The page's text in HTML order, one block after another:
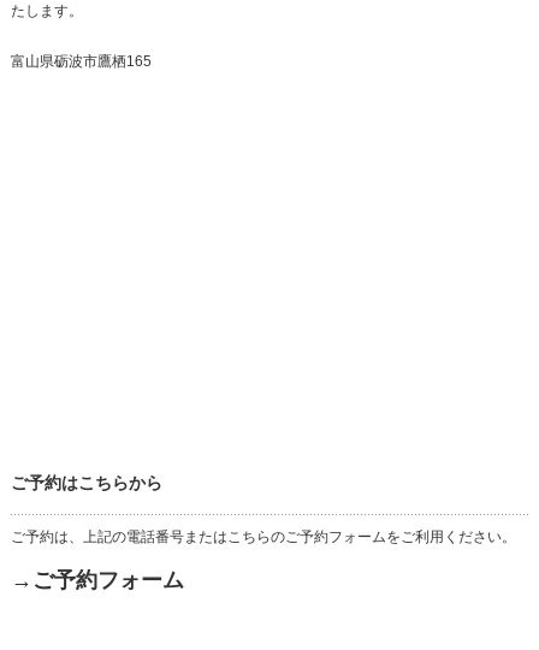
たします。
富山県砺波市鷹栖165
ご予約はこちらから
ご予約は、上記の電話番号またはこちらのご予約フォームをご利用ください。
→ご予約フォーム